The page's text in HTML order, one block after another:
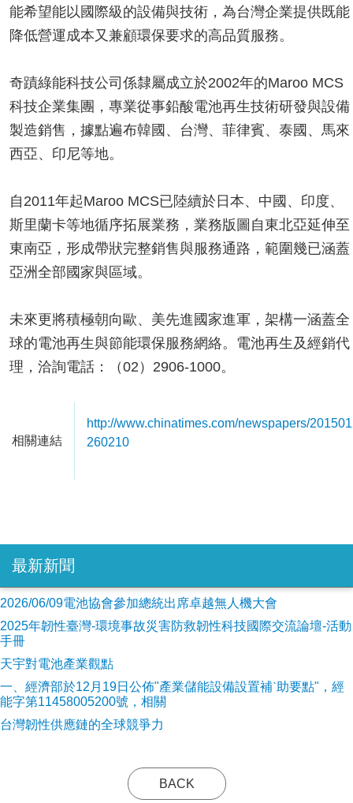
能希望能以國際級的設備與技術，為台灣企業提供既能
降低營運成本又兼顧環保要求的高品質服務。
奇蹟綠能科技公司係隸屬成立於2002年的Maroo MCS
科技企業集團，專業從事鉛酸電池再生技術研發與設備
製造銷售，據點遍布韓國、台灣、菲律賓、泰國、馬來
西亞、印尼等地。
自2011年起Maroo MCS已陸續於日本、中國、印度、
斯里蘭卡等地循序拓展業務，業務版圖自東北亞延伸至
東南亞，形成帶狀完整銷售與服務通路，範圍幾已涵蓋
亞洲全部國家與區域。
未來更將積極朝向歐、美先進國家進軍，架構一涵蓋全
球的電池再生與節能環保服務網絡。電池再生及經銷代
理，洽詢電話：（02）2906-1000。
相關連結
http://www.chinatimes.com/newspapers/
260210
最新新聞
2026/06/09電池協會參加總統出席卓越無人機大會
2025年韌性臺灣-環境事故災害防救韌性科技國際交流論壇-活動
手冊
天宇對電池產業觀點
​一、經濟部於12月19日公佈"產業儲能設備設置補ˋ助要點"，經
能字第11458005200號，相關
台灣韌性供應鏈的全球競爭力
BACK